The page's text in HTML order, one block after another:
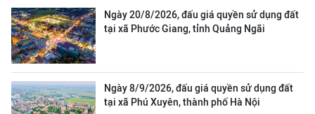
Ngày 20/8/2026, đấu giá quyền sử dụng đất
tại xã Phước Giang, tỉnh Quảng Ngãi
Ngày 8/9/2026, đấu giá quyền sử dụng đất
tại xã Phú Xuyên, thành phố Hà Nội